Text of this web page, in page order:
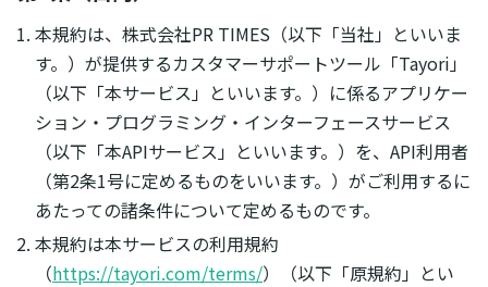
本規約は、株式会社PR TIMES（以下「当社」といいま
す。）が提供するカスタマーサポートツール「Tayori」
（以下「本サービス」といいます。）に係るアプリケー
ション・プログラミング・インターフェースサービス
（以下「本APIサービス」といいます。）を、API利用者
（第2条1号に定めるものをいいます。）がご利用するに
あたっての諸条件について定めるものです。
本規約は本サービスの利用規約
（https://tayori.com/terms/）（以下「原規約」とい